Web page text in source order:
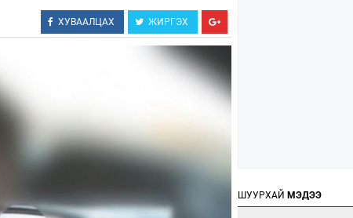
ХУВААЛЦАХ ЖИРГЭХ
ШУУРХАЙ МЭДЭЭ